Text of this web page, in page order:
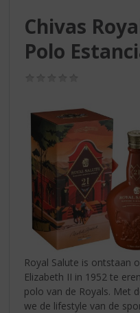
Chivas
Polo
Royal Salute is ontstaan
Elizabeth II in 1952 te
polo van de Royals. Met
we de lifestyle van de